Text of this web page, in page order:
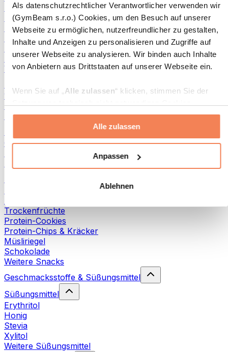
Als datenschutzrechtlicher Verantwortlicher verwenden wir
(GymBeam s.r.o.) Cookies, um den Besuch auf unserer
Webseite zu ermöglichen, nutzerfreundlicher zu gestalten,
Inhalte und Anzeigen zu personalisieren und Zugriffe auf
unserer Webseite zu analysieren. Wir binden auch Inhalte
von Anbietern aus Drittstaaten auf unserer Webseite ein.
Wenn Sie auf „Alle zulassen“ klicken, stimmen Sie der
(insbesondere zu Analyse- und Marketingzwecken) zu.
Ablehnen“ klicken, werden nur
„notwendige“ Cookies gesetzt, welche für den Betrieb der
Webseite erforderlich sind. Sie können auch eine
Weitere Informationen über die Verarbeitung Ihrer Daten
finden Sie in den Unterpunkten „Details“ und „Über
Cookies“ sowie in unserer
Sie können Ihre Einwilligung jederzeit in den
Einstellungenauf unserer Webseite ändern oder
Mehr Info
Alle zulassen
Anpassen
Ablehnen
Fisch-Produkte
Fertiggerichte
Eier-Produkte
Brot & Gebäck
Hülsenfrüchte
Weitere Fitness-Foods
100 % Nussbutter
Süße Nussbutter
Protein-Nussbutter
Grüne Superfoods
Trockenfrüchte
Protein-Cookies
Protein-Chips & Kräcker
Müsliriegel
Schokolade
Weitere Snacks
Geschmacksstoffe & Süßungsmittel
Süßungsmittel
Erythritol
Honig
Stevia
Xylitol
Weitere Süßungsmittel